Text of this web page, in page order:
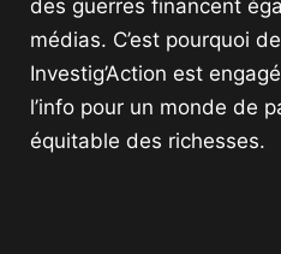
des guerres financent
médias. C’est pourquoi
Investig’Action est
l’info pour un monde de
équitable des richesses.